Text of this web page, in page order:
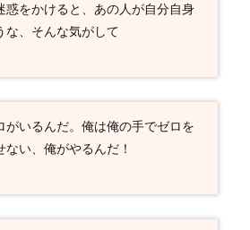
惑をかけると、あの人が自分自身
な、そんな気がして
がいるんだ。俺は俺の手でゼロを
い、俺がやるんだ！